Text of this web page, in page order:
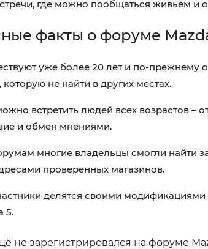
где можно пообщаться живьем и
факты о форуме
уже более 20 лет и по-прежнему
не найти в других местах.
встретить людей всех возрастов –
и обмен мнениями.
многие владельцы смогли найти
проверенных магазинов.
делятся своими
5.
не зарегистрировался на форуме